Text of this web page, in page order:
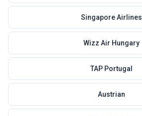
Singapore Airlines
Wizz Air Hungary
TAP Portugal
Austrian